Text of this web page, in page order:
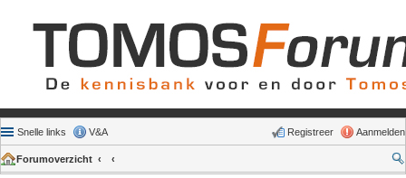
Snelle links V&A Aanmelden
Registreer
Forumoverzicht